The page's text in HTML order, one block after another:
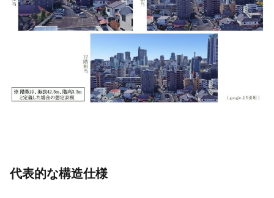
代表的な構造仕様